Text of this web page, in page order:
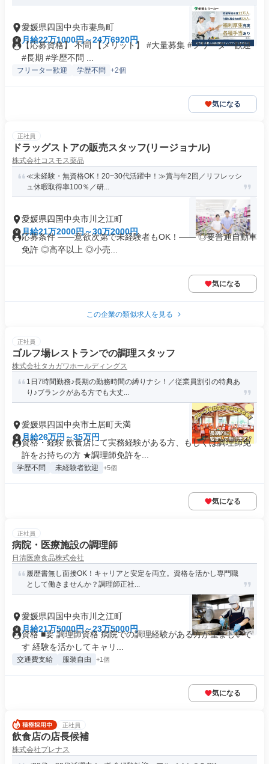
愛媛県四国中央市妻鳥町
月給22万1000円～24万6920円
【応募資格】 不問 【メリット】 #大量募集 #フリーター歓迎
#長期 #学歴不問 ...
フリーター歓迎 学歴不問 +2個
気になる
正社員
ドラッグストアの販売スタッフ(リージョナル)
株式会社コスモス薬品
≪未経験・無資格OK！20~30代活躍中！≫賞与年2回／リフレッシ
ュ休暇取得率100％／研...
愛媛県四国中央市川之江町
月給21万2000円～30万2000円
応募条件 ――意欲次第で未経験者もOK！―― ◎要普通自動車
免許 ◎高卒以上 ◎小売...
気になる
この企業の類似求人を見る
正社員
ゴルフ場レストランでの調理スタッフ
株式会社タカガワホールディングス
1日7時間勤務♪長期の勤務時間の縛りナシ！／従業員割引の特典あ
り♪ブランクがある方でも大丈...
愛媛県四国中央市土居町天満
月給26万円～35万円
資格・経験 飲食店にて実務経験がある方、もしくは調理師免
許をお持ちの方 ★調理師免許を...
学歴不問 未経験者歓迎 +5個
気になる
正社員
病院・医療施設の調理師
日清医療食品株式会社
履歴書無し面接OK！キャリアと安定を両立。資格を活かし専門職
として働きませんか？調理師正社...
愛媛県四国中央市川之江町
月給21万5000円～23万5000円
資格 ■要 調理師資格 病院での調理経験がある方が望ましいで
す 経験を活かしてキャリ...
交通費支給 服装自由 +1個
気になる
正社員
飲食店の店長候補
株式会社プレナス